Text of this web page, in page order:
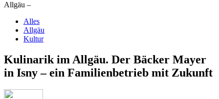
Allgäu –
Alles
Allgäu
Kultur
Kulinarik im Allgäu. Der Bäcker Mayer
in Isny – ein Familienbetrieb mit Zukunft